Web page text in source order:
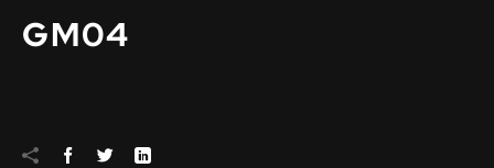
GM04